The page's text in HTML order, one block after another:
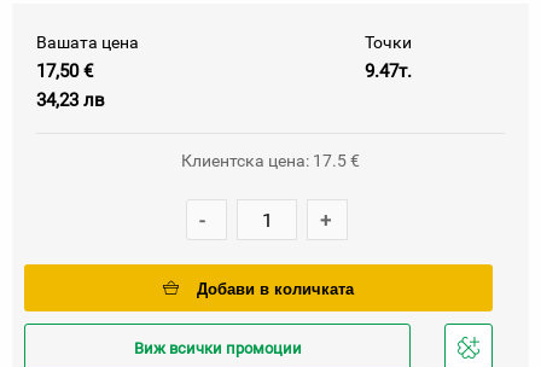
Вашата цена
17,50 €
34,23 лв
Точки
9.47т.
Клиентска цена: 17.5 €
- +
Добави в количката
Виж всички промоции